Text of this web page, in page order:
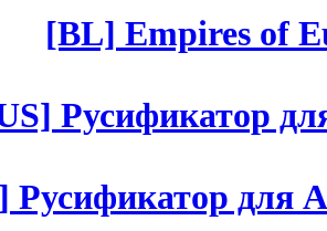
[BL] Empires of
Русификатор
Русификатор для